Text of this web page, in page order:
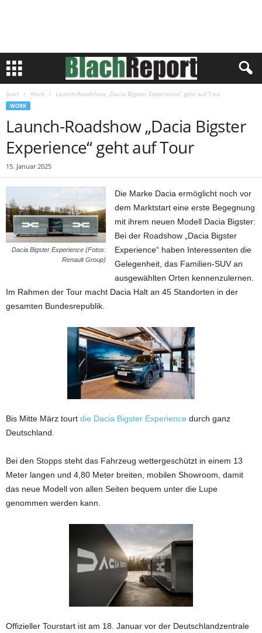
Start Work Launch-Roadshow „Dacia Bigster Experience“ geht auf Tour
WORK
Launch-Roadshow „Dacia Bigster
Experience“ geht auf Tour
15. Januar 2025
Dacia Bigster Experience (Fotos:
Renault Group)
Die Marke Dacia ermöglicht noch vor
dem Marktstart eine erste Begegnung
mit ihrem neuen Modell Dacia Bigster:
Bei der Roadshow „Dacia Bigster
Experience“ haben Interessenten die
Gelegenheit, das Familien-SUV an
ausgewählten Orten kennenzulernen.
Im Rahmen der Tour macht Dacia Halt an 45 Standorten in der
gesamten Bundesrepublik.
Bis Mitte März tourt die Dacia Bigster Experience durch ganz
Deutschland.
Bei den Stopps steht das Fahrzeug wettergeschützt in einem 13
Meter langen und 4,80 Meter breiten, mobilen Showroom, damit
das neue Modell von allen Seiten bequem unter die Lupe
genommen werden kann.
Offizieller Tourstart ist am 18. Januar vor der Deutschlandzentrale